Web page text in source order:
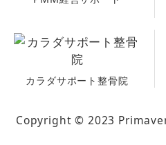
カラダサポート整骨院
Copyright © 2023